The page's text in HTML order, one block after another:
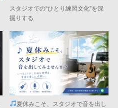
スタジオでの“ひとり練習文化”を深
掘りする
夏休みこそ、スタジオで音を出し